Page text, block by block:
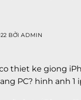
BỞIADMIN